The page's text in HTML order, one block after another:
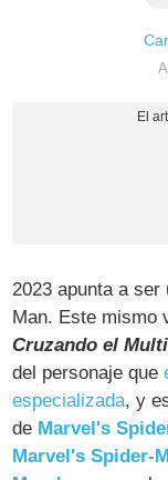
2023 apunta a ser
Man. Este mismo
Cruzando el
del personaje que
especializada, y
de Marvel's
Marvel's Spider-